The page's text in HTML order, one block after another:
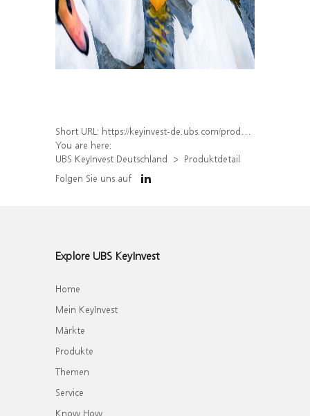
Short URL: https://keyinvest-de.ubs.com/produkt/detail/index/isin/DE000WA5Z1V8
You are here:
UBS KeyInvest Deutschland
Produktdetail
Folgen Sie uns auf
Explore UBS KeyInvest
Home
Mein KeyInvest
Märkte
Produkte
Themen
Service
Know How